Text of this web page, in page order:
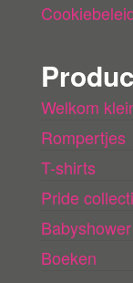
Welkom
Rompertjes
T-shirts
Pride
Babyshower
Boeken